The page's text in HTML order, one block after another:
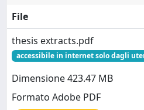
File
thesis extracts.pdf
accessibile in internet solo dagli
Dimensione 423.47 MB
Formato Adobe PDF